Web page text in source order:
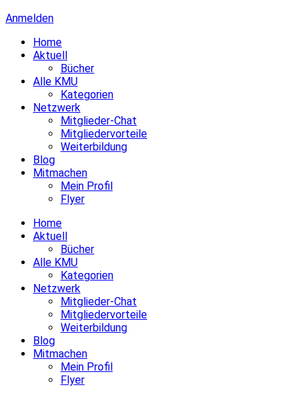
Anmelden
Home
Aktuell
Bücher
Alle KMU
Kategorien
Netzwerk
Mitglieder-Chat
Mitgliedervorteile
Weiterbildung
Blog
Mitmachen
Mein Profil
Flyer
Home
Aktuell
Bücher
Alle KMU
Kategorien
Netzwerk
Mitglieder-Chat
Mitgliedervorteile
Weiterbildung
Blog
Mitmachen
Mein Profil
Flyer